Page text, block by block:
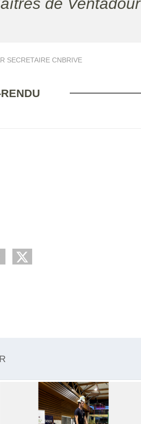
SECRETAIRE CNBRIVE